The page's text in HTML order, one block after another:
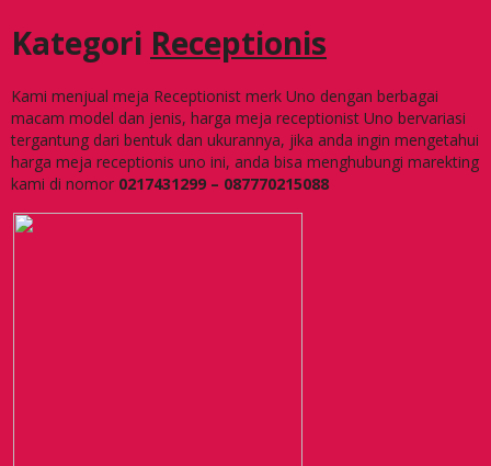
Kategori Receptionis
Kami menjual meja Receptionist merk Uno dengan berbagai
macam model dan jenis, harga meja receptionist Uno bervariasi
tergantung dari bentuk dan ukurannya, jika anda ingin mengetahui
harga meja receptionis uno ini, anda bisa menghubungi marekting
kami di nomor 0217431299 – 087770215088